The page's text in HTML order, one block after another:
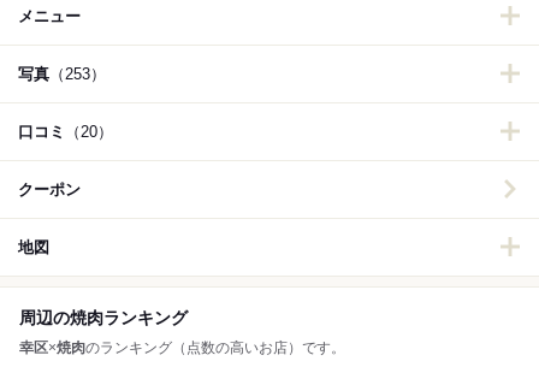
メニュー
写真 （253）
口コミ （20）
クーポン
地図
周辺の焼肉ランキング
幸区×焼肉のランキング（点数の高いお店）です。